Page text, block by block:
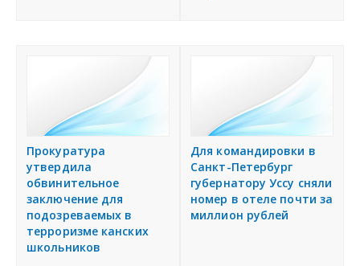
Прокуратура
утвердила
обвинительное
заключение для
подозреваемых в
терроризме канских
школьников
Для командировки в
Санкт-Петербург
губернатору Уссу сняли
номер в отеле почти за
миллион рублей